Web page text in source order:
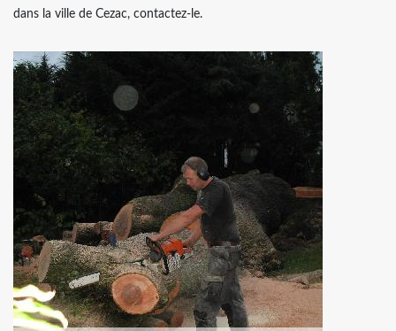
dans la ville de Cezac, contactez-le.